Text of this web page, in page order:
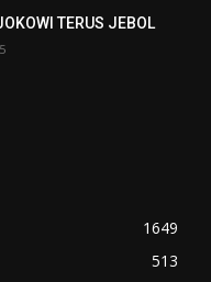
TERUS JEBOL
1649
513